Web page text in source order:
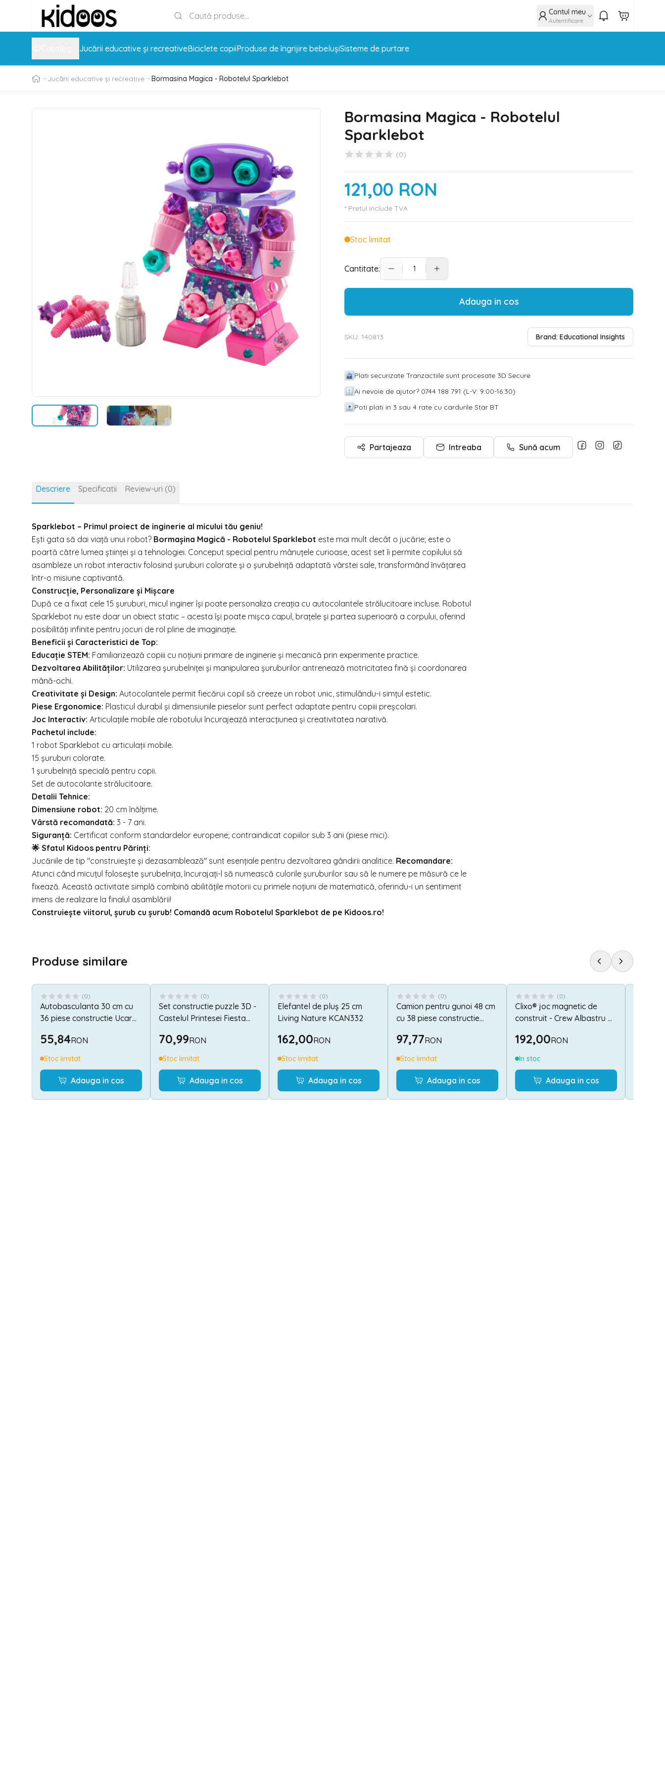
Contul meu
Autentificare
Jucării educative și recreativeBiciclete copiiProduse de îngrijire bebelușiSisteme de purtare
Jucării educative și recreative Bormasina Magica - Robotelul Sparklebot
Bormasina Magica - Robotelul
Sparklebot
(0)
121,00 RON
* Pretul include TVA
Stoc limitat
Cantitate:
Adauga in cos
SKU: 140813 Brand: Educational Insights
Plati securizate Tranzactiile sunt procesate 3D Secure
Ai nevoie de ajutor? 0744 188 791 (L-V: 9:00-16:30)
Poti plati in 3 sau 4 rate cu cardurile Star BT
Partajeaza Intreaba Sună acum
Descriere Specificatii Review-uri (0)
Sparklebot – Primul proiect de inginerie al micului tău geniu!
Ești gata să dai viață unui robot? Bormașina Magică - Robotelul Sparklebot este mai mult decât o jucărie; este o
poartă către lumea științei și a tehnologiei. Conceput special pentru mânuțele curioase, acest set îi permite copilului să
asambleze un robot interactiv folosind șuruburi colorate și o șurubelniță adaptată vârstei sale, transformând învățarea
într-o misiune captivantă.
Construcție, Personalizare și Mișcare
După ce a fixat cele 15 șuruburi, micul inginer își poate personaliza creația cu autocolantele strălucitoare incluse. Robotul
Sparklebot nu este doar un obiect static – acesta își poate mișca capul, brațele și partea superioară a corpului, oferind
posibilități infinite pentru jocuri de rol pline de imaginație.
Beneficii și Caracteristici de Top:
Educație STEM: Familiarizează copiii cu noțiuni primare de inginerie și mecanică prin experimente practice.
Dezvoltarea Abilităților: Utilizarea șurubelniței și manipularea șuruburilor antrenează motricitatea fină și coordonarea
mână-ochi.
Creativitate și Design: Autocolantele permit fiecărui copil să creeze un robot unic, stimulându-i simțul estetic.
Piese Ergonomice: Plasticul durabil și dimensiunile pieselor sunt perfect adaptate pentru copiii preșcolari.
Joc Interactiv: Articulațiile mobile ale robotului încurajează interacțiunea și creativitatea narativă.
Pachetul include:
1 robot Sparklebot cu articulații mobile.
15 șuruburi colorate.
1 șurubelniță specială pentru copii.
Set de autocolante strălucitoare.
Detalii Tehnice:
Dimensiune robot: 20 cm înălțime.
Vârstă recomandată: 3 - 7 ani.
Siguranță: Certificat conform standardelor europene; contraindicat copiilor sub 3 ani (piese mici).
🌟 Sfatul Kidoos pentru Părinți:
Jucăriile de tip "construiește și dezasamblează" sunt esențiale pentru dezvoltarea gândirii analitice. Recomandare:
Atunci când micuțul folosește șurubelnița, încurajați-l să numească culorile șuruburilor sau să le numere pe măsură ce le
fixează. Această activitate simplă combină abilitățile motorii cu primele noțiuni de matematică, oferindu-i un sentiment
imens de realizare la finalul asamblării!
Construiește viitorul, șurub cu șurub! Comandă acum Robotelul Sparklebot de pe Kidoos.ro!
Produse similare
(0)
Autobasculanta 30 cm cu
36 piese constructie Ucar
55,84RON
Stoc limitat
Adauga in cos
(0)
Set constructie puzzle 3D -
Castelul Printesei Fiesta
70,99RON
Stoc limitat
Adauga in cos
(0)
Elefantel de pluș 25 cm
Living Nature KCAN332
162,00RON
Stoc limitat
Adauga in cos
(0)
Camion pentru gunoi 48 cm
cu 38 piese constructie
97,77RON
Stoc limitat
Adauga in cos
(0)
Clixo® joc magnetic de
construit - Crew Albastru &
192,00RON
In stoc
Adauga in cos